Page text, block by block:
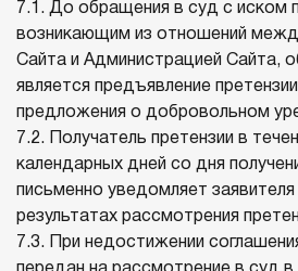
7.1. До обращения в суд с иском
возникающим из отношений
Сайта и Администрацией Сайта,
является предъявление
предложения о добровольном
7.2. Получатель претензии в
календарных дней со дня
письменно уведомляет заявителя
результатах рассмотрения
7.3. При недостижении